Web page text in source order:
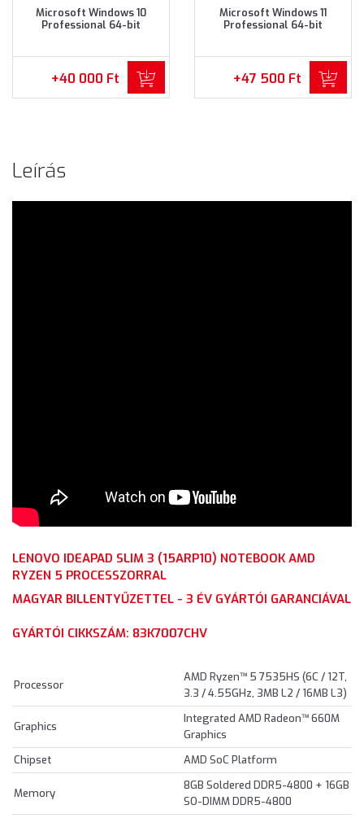
Microsoft Windows 10
Professional 64-bit
+40 000 Ft
Microsoft Windows 11
Professional 64-bit
+47 500 Ft
Leírás
LENOVO IDEAPAD SLIM 3 (15ARP10) NOTEBOOK AMD
RYZEN 5 PROCESSZORRAL
MAGYAR BILLENTYŰZETTEL - 3 ÉV GYÁRTÓI GARANCIÁVAL
GYÁRTÓI CIKKSZÁM: 83K7007CHV
Processor
AMD Ryzen™ 5 7535HS (6C / 12T,
3.3 / 4.55GHz, 3MB L2 / 16MB L3)
Graphics
Integrated AMD Radeon™ 660M
Graphics
Chipset
AMD SoC Platform
Memory
8GB Soldered DDR5-4800 + 16GB
SO-DIMM DDR5-4800